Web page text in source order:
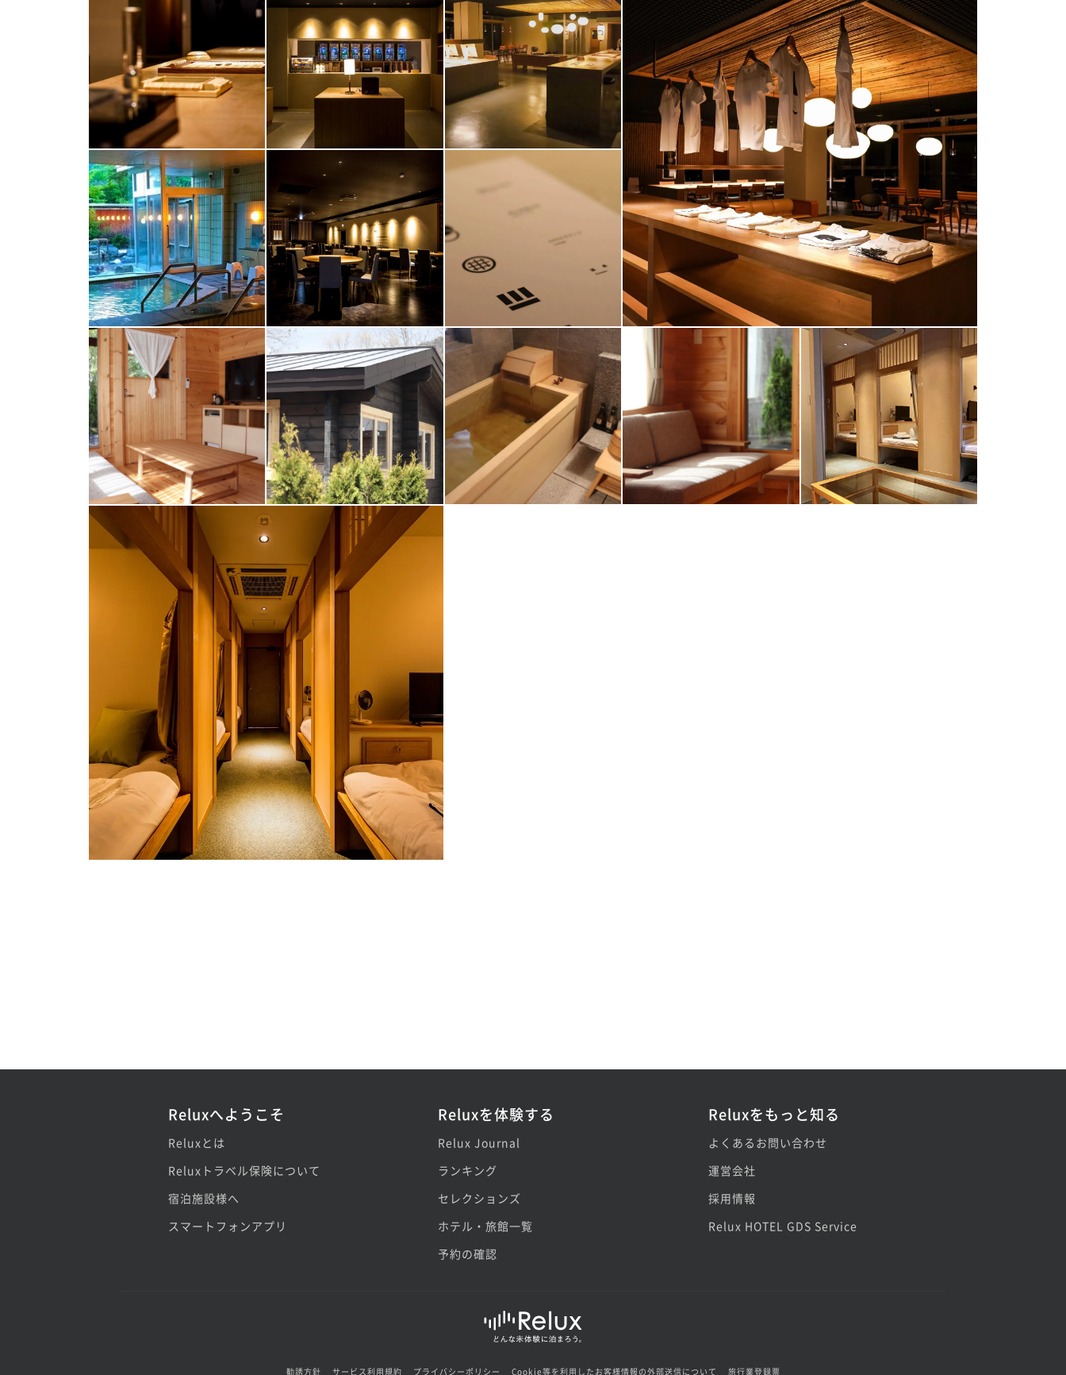
Reluxへようこそ
Reluxとは
Reluxトラベル保険について
宿泊施設様へ
スマートフォンアプリ
Reluxを体験する
Relux Journal
ランキング
セレクションズ
ホテル・旅館一覧
予約の確認
Reluxをもっと知る
よくあるお問い合わせ
運営会社
採用情報
Relux HOTEL GDS Service
勧誘方針 サービス利用規約 プライバシーポリシー Cookie等を利用したお客様情報の外部送信について 旅行業登録票